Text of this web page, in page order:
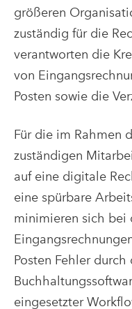
größeren
zuständig für die
verantworten die
von
Posten sowie die
Für die im Rahmen
zuständigen
auf eine digitale
eine spürbare
minimieren sich bei
Posten Fehler
eingesetzter